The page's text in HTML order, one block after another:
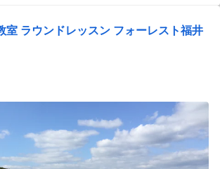
室 ラウンドレッスン フォーレスト福井